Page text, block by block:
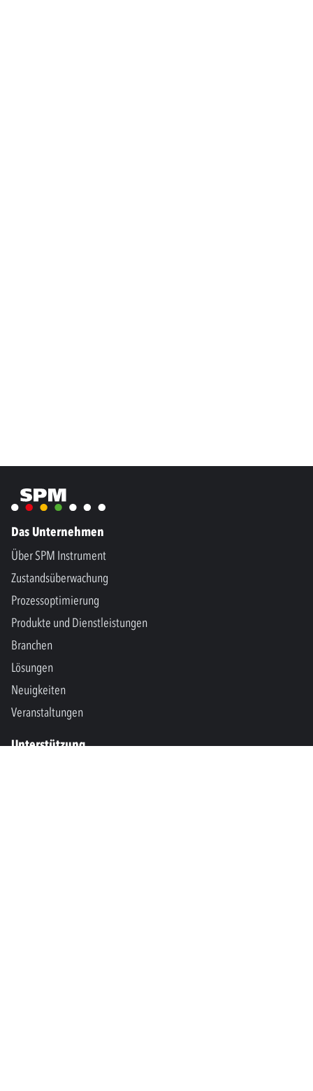
Das Unternehmen
Über SPM Instrument
Zustandsüberwachung
Prozessoptimierung
Produkte und Dienstleistungen
Branchen
Lösungen
Neuigkeiten
Veranstaltungen
Unterstützung